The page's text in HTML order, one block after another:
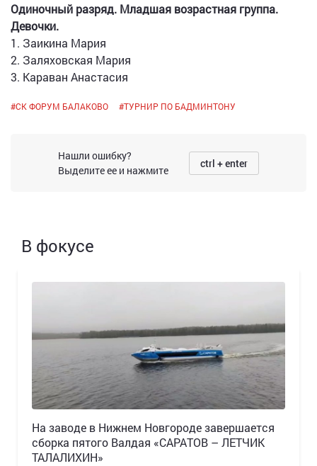
Одиночный разряд. Младшая возрастная группа.
Девочки.
1. Заикина Мария
2. Заляховская Мария
3. Караван Анастасия
#СК ФОРУМ БАЛАКОВО #ТУРНИР ПО БАДМИНТОНУ
Нашли ошибку?
Выделите ее и нажмите
ctrl + enter
В фокусе
Н️а заводе в Нижнем Новгороде завершается
сборка пятого Валдая «САРАТОВ – ЛЕТЧИК
ТАЛАЛИХИН»